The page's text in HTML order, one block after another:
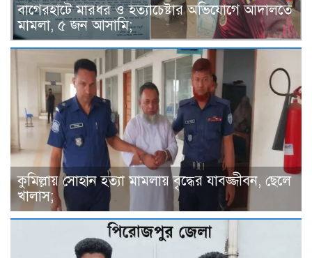
বাগেরহাটে মারধর ও হত্যাচেষ্টার অভিযোগে আদালতে
মামলা, ৫ জন আসামি;
কুমিল্লায় সোহান হত্যা মামলায় বৃদ্ধের যাবজ্জীবন, ছেলে
খালাস;